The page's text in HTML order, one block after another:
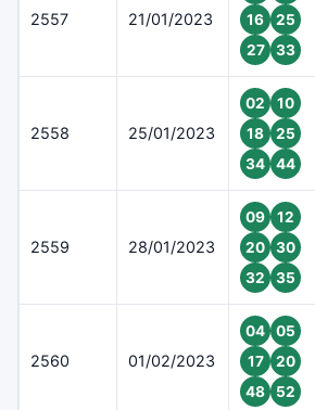
2557 21/01/2023
16
25
27
33
2558 25/01/2023
02
10
18
25
34
44
2559 28/01/2023
09
12
20
30
32
35
2560 01/02/2023
04
05
17
20
48
52